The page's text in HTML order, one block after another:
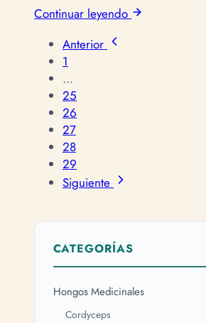
Continuar leyendo
Anterior
1
...
25
26
27
28
29
Siguiente
CATEGORÍAS
Hongos Medicinales
Cordyceps